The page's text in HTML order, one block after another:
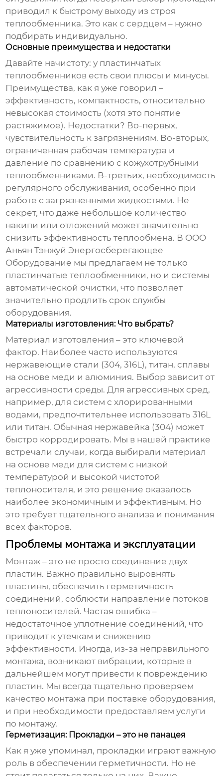
приводил к быстрому выходу из строя
теплообменника. Это как с сердцем – нужно
подбирать индивидуально.
Основные преимущества и недостатки
Давайте начистоту: у пластинчатых
теплообменников есть свои плюсы и минусы.
Преимущества, как я уже говорил –
эффективность, компактность, относительно
невысокая стоимость (хотя это понятие
растяжимое). Недостатки? Во-первых,
чувствительность к загрязнениям. Во-вторых,
ограниченная рабочая температура и
давление по сравнению с кожухотрубными
теплообменниками. В-третьих, необходимость
регулярного обслуживания, особенно при
работе с загрязненными жидкостями. Не
секрет, что даже небольшое количество
накипи или отложений может значительно
снизить эффективность теплообмена. В ООО
Аньян Тэнжуй Энергосберегающее
Оборудование мы предлагаем не только
пластинчатые теплообменники, но и системы
автоматической очистки, что позволяет
значительно продлить срок службы
оборудования.
Материалы изготовления: Что выбрать?
Материал изготовления – это ключевой
фактор. Наиболее часто используются
нержавеющие стали (304, 316L), титан, сплавы
на основе меди и алюминия. Выбор зависит от
агрессивности среды. Для агрессивных сред,
например, для систем с хлорированными
водами, предпочтительнее использовать 316L
или титан. Обычная нержавейка (304) может
быстро корродировать. Мы в нашей практике
встречали случаи, когда выбирали материал
на основе меди для систем с низкой
температурой и высокой чистотой
теплоносителя, и это решение оказалось
наиболее экономичным и эффективным. Но
это требует тщательного анализа и понимания
всех факторов.
Проблемы монтажа и эксплуатации
Монтаж – это не просто соединение двух
пластин. Важно правильно выровнять
пластины, обеспечить герметичность
соединений, соблюсти направление потоков
теплоносителей. Частая ошибка –
недостаточное уплотнение соединений, что
приводит к утечкам и снижению
эффективности. Иногда, из-за неправильного
монтажа, возникают вибрации, которые в
дальнейшем могут привести к повреждению
пластин. Мы всегда тщательно проверяем
качество монтажа при поставке оборудования,
и при необходимости предоставляем услуги
по монтажу.
Герметизация: Прокладки – это не панацея
Как я уже упоминал, прокладки играют важную
роль в обеспечении герметичности. Но не